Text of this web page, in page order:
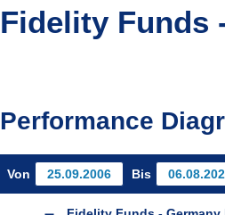
Fidelity Funds
Performance
Von Bis